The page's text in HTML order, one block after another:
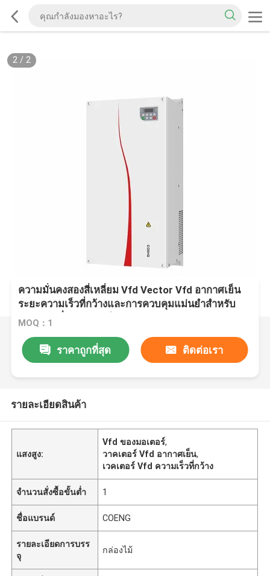
2/ 2
ความมั่นคงสองสี่เหลี่ยม Vfd Vector Vfd อากาศเย็น
ระยะความเร็วที่กว้างและการควบคุมแม่นยําสําหรับ
การขับเคลื่อนมอเตอร์
MOQ：1
ราคาถูกที่สุด ติดต่อเรา
รายละเอียดสินค้า
แสงสูง:
Vfd ของมอเตอร์,
วาคเตอร์ Vfd อากาศเย็น,
เวคเตอร์ Vfd ความเร็วที่กว้าง
จำนวนสั่งซื้อขั้นต่ำ 1
ชื่อแบรนด์ COENG
รายละเอียดการบรร
จุ
กล่องไม้